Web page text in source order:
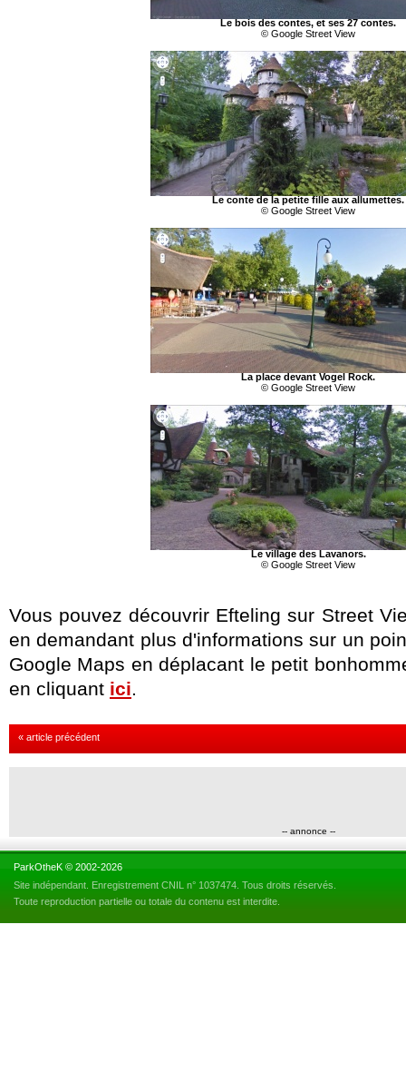
Le bois des contes, et ses 27 contes.
© Google Street View
Le conte de la petite fille aux allumettes.
© Google Street View
La place devant Vogel Rock.
© Google Street View
Le village des Lavanors.
© Google Street View
Vous pouvez découvrir Efteling sur Street
en demandant plus d'informations sur un
Google Maps en déplacant le petit
en cliquant ici.
« article précédent
-- annonce --
ParkOtheK © 2002-2026
Site indépendant. Enregistrement CNIL n° 1037474. Tous droits réservés.
Toute reproduction partielle ou totale du contenu est interdite.